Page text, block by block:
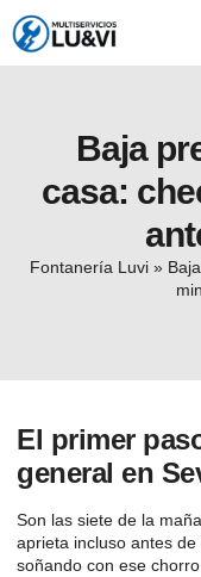
Baja
casa:
Fontanería Luvi»
El primer
general en
Son las siete de la
aprieta incluso antes
soñando con ese